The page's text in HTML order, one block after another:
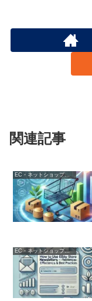
関連記事
EC・ネットショップ運営
EC・ネットショップ運営